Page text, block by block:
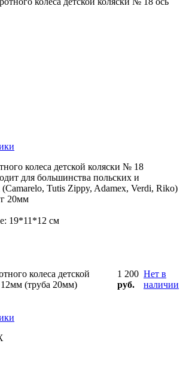
колеса детской коляски № 18
для большинства польских и
(Camarelo, Tutis Zippy, Adamex, Verdi, Riko)
20мм
19*11*12 см
колеса детской
(труба 20мм)
1 200
руб.
Нет в
наличии